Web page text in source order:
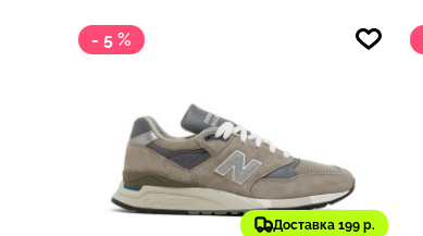
- 5 %
Доставка 199 р.